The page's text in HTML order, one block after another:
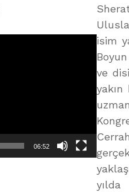
isim
ve
06:52